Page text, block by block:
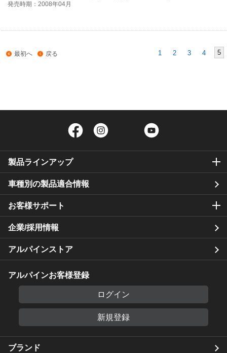
発売時期：2008年04月
最初へ 戻る 1 2 3 4 5
Facebook Twitter
製品ラインアップ
車種別の製品適合情報
お客様サポート
企業/採用情報
アルパインストア
アルパインお客様登録
ログイン
新規登録
ブランド